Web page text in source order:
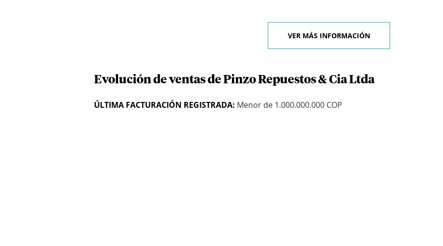
VER MÁS INFORMACIÓN
Evolución de ventas de Pinzo Repuestos & Cia Ltda
ÚLTIMA FACTURACIÓN REGISTRADA: Menor de 1.000.000.000 COP